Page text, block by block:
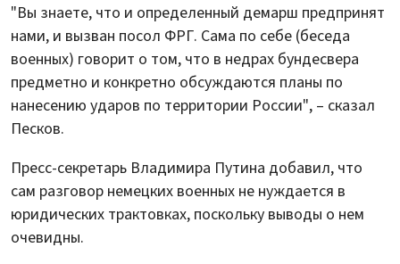
"Вы знаете, что и определенный демарш предпринят
нами, и вызван посол ФРГ. Сама по себе (беседа
военных) говорит о том, что в недрах бундесвера
предметно и конкретно обсуждаются планы по
нанесению ударов по территории России", – сказал
Песков.
Пресс-секретарь Владимира Путина добавил, что
сам разговор немецких военных не нуждается в
юридических трактовках, поскольку выводы о нем
очевидны.